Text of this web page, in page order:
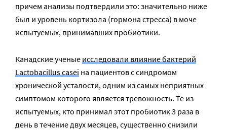
причем анализы подтвердили это: значительно ниже
был и уровень кортизола (гормона стресса) в моче
испытуемых, принимавших пробиотики.
Канадские ученые исследовали влияние бактерий
Lactobacillus casei на пациентов с синдромом
хронической усталости, одним из самых неприятных
симптомом которого является тревожность. Те из
испытуемых, кто принимал этот пробиотик 3 раза в
день в течение двух месяцев, существенно снизили